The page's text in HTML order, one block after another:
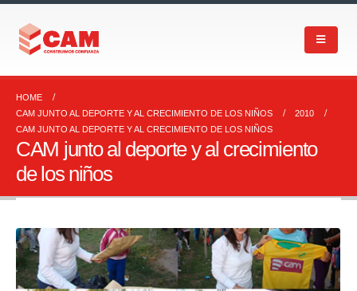
HOME
CAM JUNTO AL DEPORTE Y AL CRECIMIENTO DE LOS NIÑOS
2010
CAM JUNTO AL DEPORTE Y AL CRECIMIENTO DE LOS NIÑOS
CAM junto al deporte y al crecimiento
de los niños